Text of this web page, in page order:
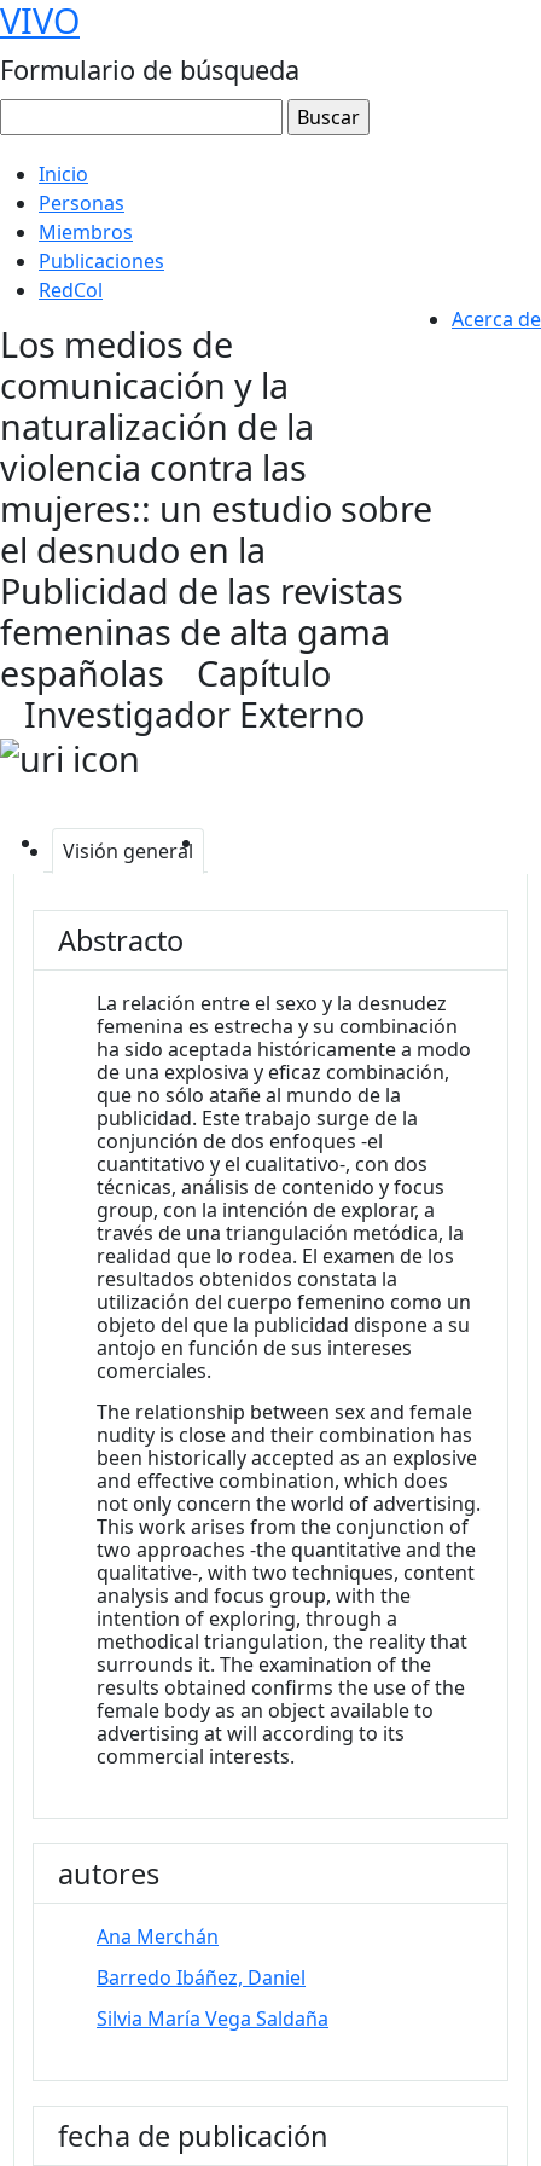
VIVO
Formulario de búsqueda
Inicio
Personas
Miembros
Publicaciones
RedCol
Acerca de
Los medios de
comunicación y la
naturalización de la
violencia contra las
mujeres:: un estudio sobre
el desnudo en la
Publicidad de las revistas
femeninas de alta gama
españolas
Capítulo
Investigador Externo
Visión general
Abstracto
La relación entre el sexo y la desnudez
femenina es estrecha y su combinación
ha sido aceptada históricamente a modo
de una explosiva y eficaz combinación,
que no sólo atañe al mundo de la
publicidad. Este trabajo surge de la
conjunción de dos enfoques -el
cuantitativo y el cualitativo-, con dos
técnicas, análisis de contenido y focus
group, con la intención de explorar, a
través de una triangulación metódica, la
realidad que lo rodea. El examen de los
resultados obtenidos constata la
utilización del cuerpo femenino como un
objeto del que la publicidad dispone a su
antojo en función de sus intereses
comerciales.
The relationship between sex and female
nudity is close and their combination has
been historically accepted as an explosive
and effective combination, which does
not only concern the world of advertising.
This work arises from the conjunction of
two approaches -the quantitative and the
qualitative-, with two techniques, content
analysis and focus group, with the
intention of exploring, through a
methodical triangulation, the reality that
surrounds it. The examination of the
results obtained confirms the use of the
female body as an object available to
advertising at will according to its
commercial interests.
autores
Ana Merchán
Barredo Ibáñez, Daniel
Silvia María Vega Saldaña
fecha de publicación